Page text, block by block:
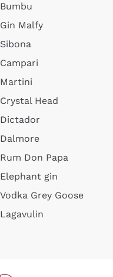
Bumbu
Gin Malfy
Sibona
Campari
Martini
Crystal Head
Dictador
Dalmore
Rum Don Papa
Elephant gin
Vodka Grey Goose
Lagavulin